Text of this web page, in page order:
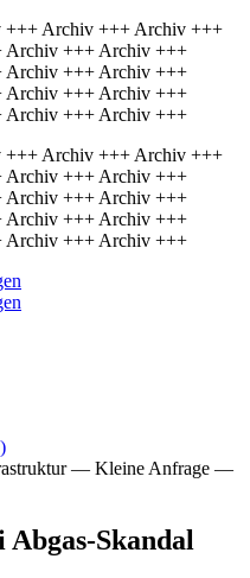
Archiv +++ Archiv +++
+++ Archiv +++
+++ Archiv +++
+++ Archiv +++
+++ Archiv +++
Archiv +++ Archiv +++
+++ Archiv +++
+++ Archiv +++
+++ Archiv +++
+++ Archiv +++
— Kleine Anfrage —
Skandal